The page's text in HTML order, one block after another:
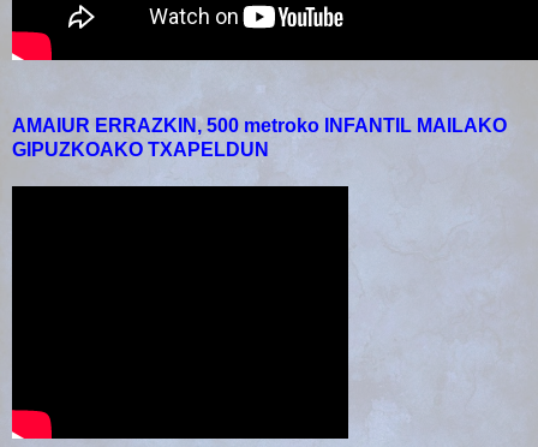
AMAIUR ERRAZKIN, 500 metroko INFANTIL MAILAKO
GIPUZKOAKO TXAPELDUN